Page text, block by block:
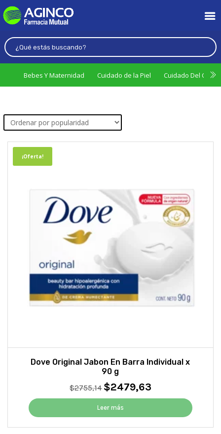
Bebes Y Maternidad Cuidado de la Piel Cuidado Del
¡Oferta!
Dove Original Jabon En Barra Individual x
90 g
$2755,14 El
precio
original
era:
$2755,14.
$2479,63El
precio
es:
$2479,63.
Leer más